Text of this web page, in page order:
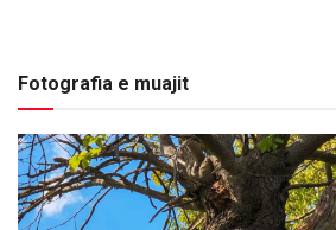
Fotografia e muajit